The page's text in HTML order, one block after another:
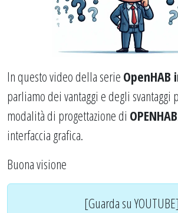
In questo video della serie OpenHAB
parliamo dei vantaggi e degli svantaggi
modalità di progettazione di OPENHAB
interfaccia grafica.
Buona visione
[Guarda su YOUTUBE]